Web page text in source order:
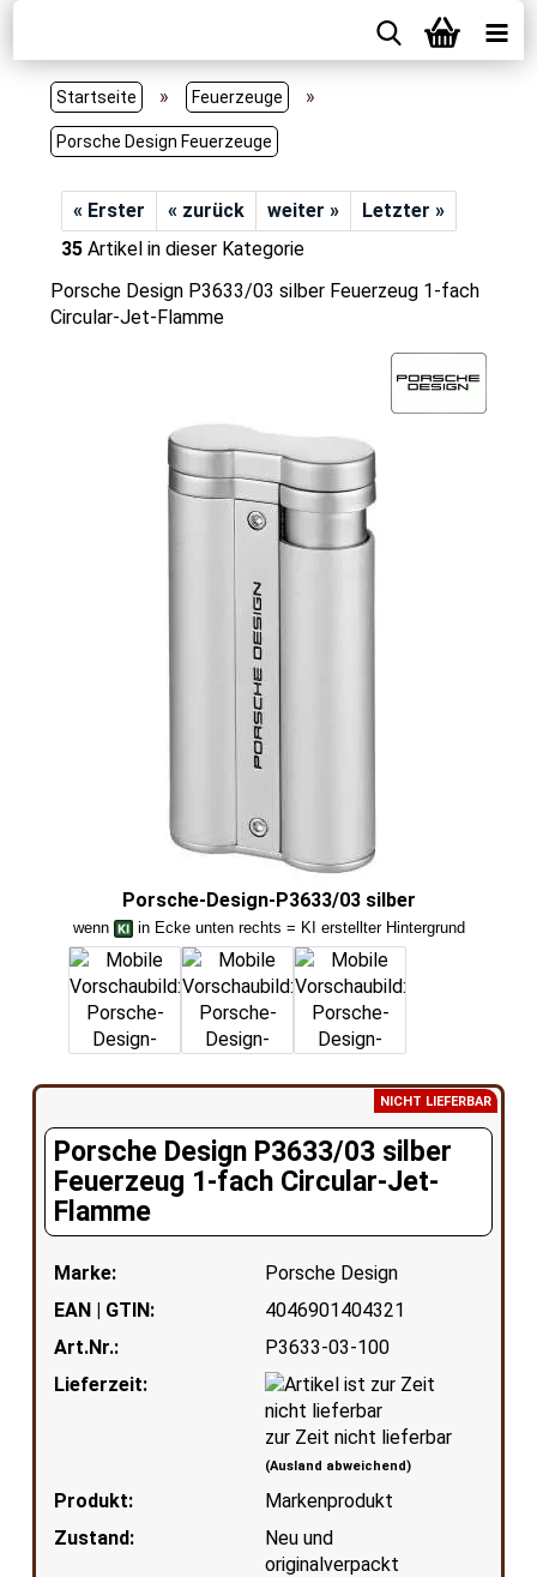
Startseite » Feuerzeuge »
Porsche Design Feuerzeuge
« Erster « zurück weiter »
Letzter »
35Artikel in dieser Kategorie
Porsche Design P3633/03 silber Feuerzeug 1-fach
Circular-Jet-Flamme
Porsche-Design-P3633/03 silber
wenn in Ecke unten rechts = KI erstellter Hintergrund
NICHT LIEFERBAR
Porsche Design P3633/03 silber
Feuerzeug 1-fach Circular-Jet-
Flamme
Marke:
Porsche Design
EAN | GTIN:
4046901404321
Art.Nr.:
P3633-03-100
Lieferzeit:
zur Zeit nicht lieferbar
(Ausland abweichend)
Produkt:
Markenprodukt
Zustand:
Neu und
originalverpackt